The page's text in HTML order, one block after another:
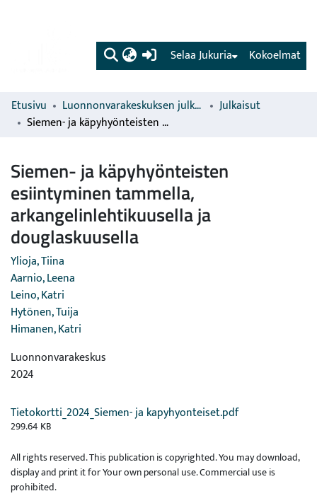
(current) Kokoelmat
Selaa Jukuria
Etusivu Luonnonvarakeskuksen julkaisut
Julkaisut
Siemen- ja käpyhyönteisten esiintyminen tammella, arkangelinlehtikuusella ja douglaskuusella
Siemen- ja käpyhyönteisten
esiintyminen tammella,
arkangelinlehtikuusella ja
douglaskuusella
Ylioja, Tiina
Aarnio, Leena
Leino, Katri
Hytönen, Tuija
Himanen, Katri
Luonnonvarakeskus
2024
Tietokortti_2024_Siemen- ja kapyhyonteiset.pdf
299.64 KB
All rights reserved. This publication is copyrighted. You may download,
display and print it for Your own personal use. Commercial use is
prohibited.